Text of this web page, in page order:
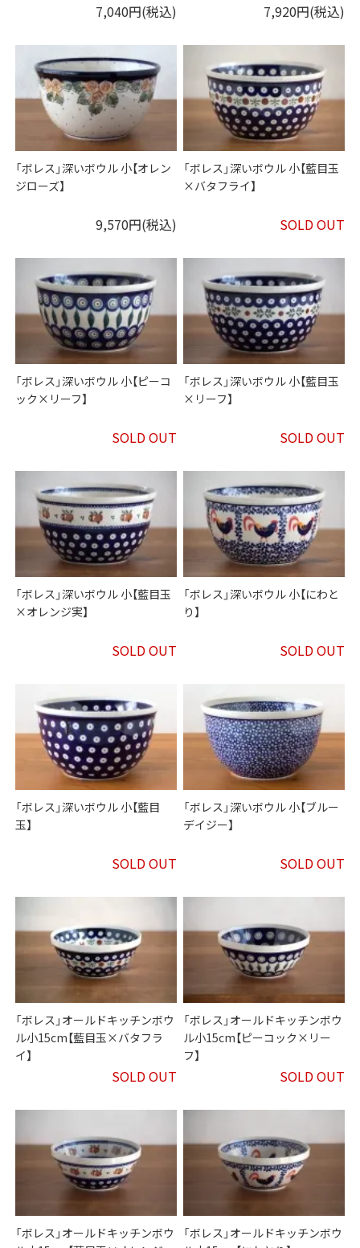
7,040円(税込) 7,920円(税込)
「ボレス」深いボウル 小【オレン
ジローズ】
9,570円(税込)
「ボレス」深いボウル 小【藍目玉
×バタフライ】
SOLD OUT
「ボレス」深いボウル 小【ピーコ
ック×リーフ】
SOLD OUT
「ボレス」深いボウル 小【藍目玉
×リーフ】
SOLD OUT
「ボレス」深いボウル 小【藍目玉
×オレンジ実】
SOLD OUT
「ボレス」深いボウル 小【にわと
り】
SOLD OUT
「ボレス」深いボウル 小【藍目
玉】
SOLD OUT
「ボレス」深いボウル 小【ブルー
デイジー】
SOLD OUT
「ボレス」オールドキッチンボウ
ル小15cm【藍目玉×バタフラ
イ】
SOLD OUT
「ボレス」オールドキッチンボウ
ル小15cm【ピーコック×リー
フ】
SOLD OUT
「ボレス」オールドキッチンボウ
「ボレス」オールドキッチンボウ